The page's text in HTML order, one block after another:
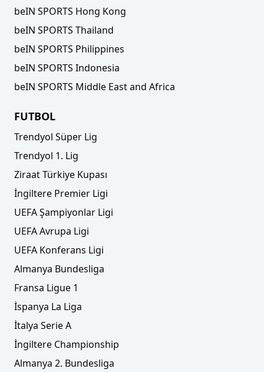
beIN SPORTS Hong Kong
beIN SPORTS Thailand
beIN SPORTS Philippines
beIN SPORTS Indonesia
beIN SPORTS Middle East and Africa
FUTBOL
Trendyol Süper Lig
Trendyol 1. Lig
Ziraat Türkiye Kupası
İngiltere Premier Ligi
UEFA Şampiyonlar Ligi
UEFA Avrupa Ligi
UEFA Konferans Ligi
Almanya Bundesliga
Fransa Ligue 1
İspanya La Liga
İtalya Serie A
İngiltere Championship
Almanya 2. Bundesliga